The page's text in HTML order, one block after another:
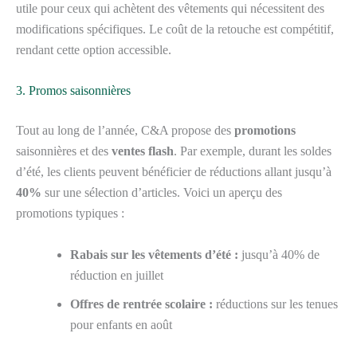
utile pour ceux qui achètent des vêtements qui nécessitent des
modifications spécifiques. Le coût de la retouche est compétitif,
rendant cette option accessible.
3. Promos saisonnières
Tout au long de l’année, C&A propose des promotions
saisonnières et des ventes flash. Par exemple, durant les soldes
d’été, les clients peuvent bénéficier de réductions allant jusqu’à
40% sur une sélection d’articles. Voici un aperçu des
promotions typiques :
Rabais sur les vêtements d’été : jusqu’à 40% de
réduction en juillet
Offres de rentrée scolaire : réductions sur les tenues
pour enfants en août